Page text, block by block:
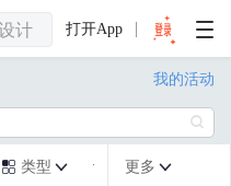
打开App
我的活动

 类型  更多 